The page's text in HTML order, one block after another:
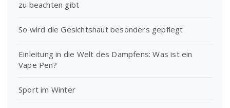
zu beachten gibt
So wird die Gesichtshaut besonders gepflegt
Einleitung in die Welt des Dampfens: Was ist ein
Vape Pen?
Sport im Winter